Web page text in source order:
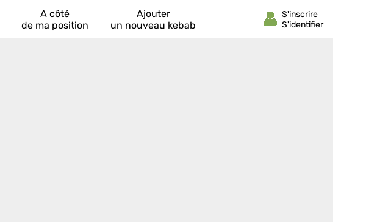
A côté
de ma position
Ajouter
un nouveau kebab